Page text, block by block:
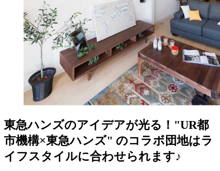
東急ハンズのアイデアが光る！"UR都
市機構×東急ハンズ" のコラボ団地はラ
イフスタイルに合わせられます♪